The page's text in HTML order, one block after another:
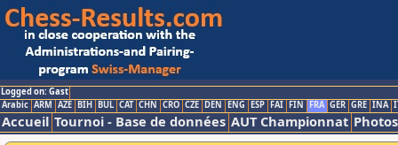
Logged on: Gast
Arabic ARM AZE BIH BUL CAT CHN CRO CZE DEN ENG ESP FAI FIN FRA GER GRE INA
Accueil Tournoi - Base de données AUT Championnat Photos